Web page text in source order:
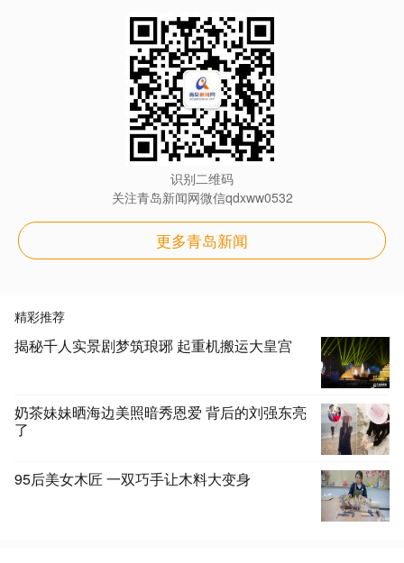
识别二维码
关注青岛新闻网微信qdxww0532
更多青岛新闻
精彩推荐
揭秘千人实景剧梦筑琅琊 起重机搬运大皇宫
奶茶妹妹晒海边美照暗秀恩爱 背后的刘强东亮
了
95后美女木匠 一双巧手让木料大变身